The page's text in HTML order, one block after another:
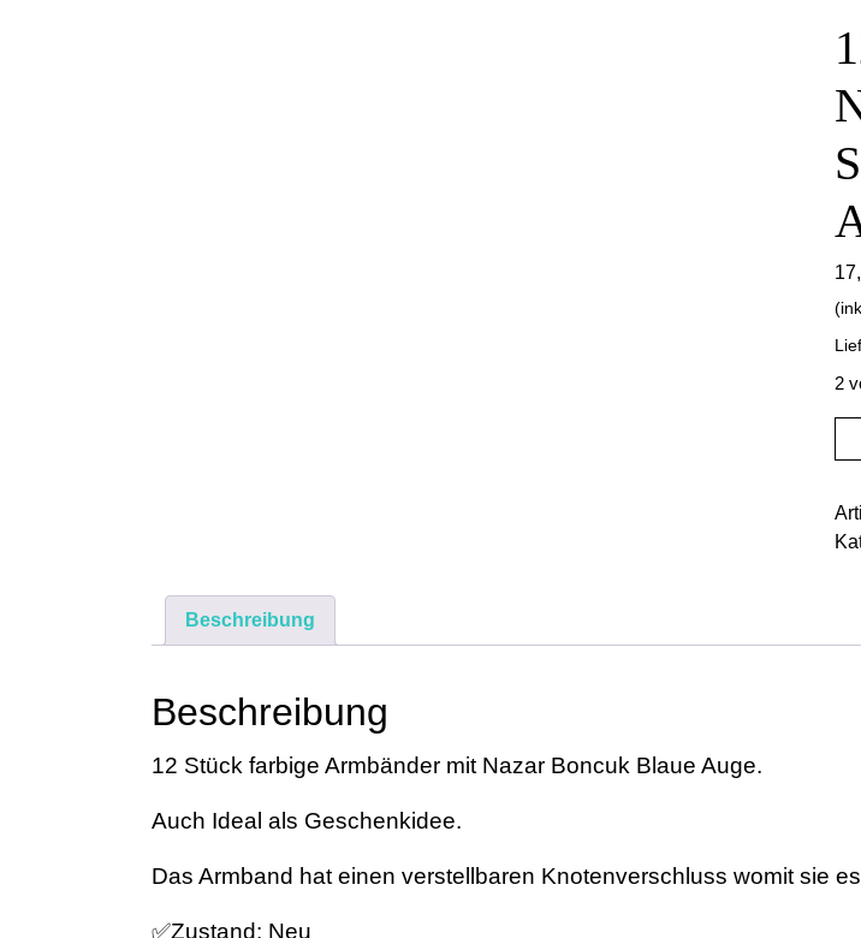
2
mit
Beschreibung
Beschreibung
12 Stück farbige Armbänder mit Nazar Boncuk Blaue Auge.
Auch Ideal als Geschenkidee.
Das Armband hat einen verstellbaren Knotenverschluss womit sie
✅️Zustand: Neu